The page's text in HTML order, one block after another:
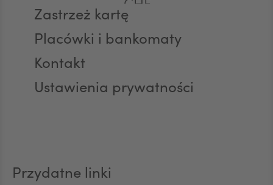
AED
AUD
Zastrzeż kartę
Placówki i bankomaty
Kontakt
Ustawienia prywatności
Przydatne linki